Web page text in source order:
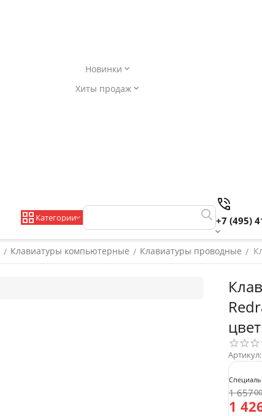
Новинки
Хиты продаж
Категории +7 (495)
/ Клавиатуры компьютерные / Клавиатуры проводные /
Артикул:
1 65700
1